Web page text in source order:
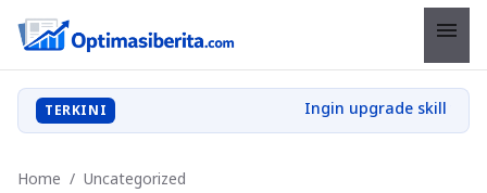
menu
TERKINI
Home / Uncategorized